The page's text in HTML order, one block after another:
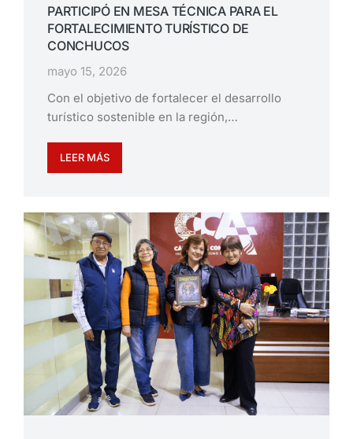
PARTICIPÓ EN MESA TÉCNICA PARA EL
FORTALECIMIENTO TURÍSTICO DE
CONCHUCOS
mayo 15, 2026
Con el objetivo de fortalecer el desarrollo
turístico sostenible en la región,…
LEER MÁS